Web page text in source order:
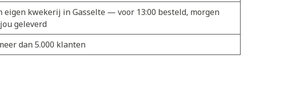
eigen kwekerij in Gasselte — voor 13:00 besteld, morgen
geleverd
dan 5.000 klanten